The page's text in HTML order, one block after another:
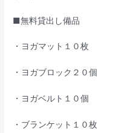
■無料貸出し備品
・ヨガマット１０枚
・ヨガブロック２０個
・ヨガベルト１０個
・ブランケット１０枚